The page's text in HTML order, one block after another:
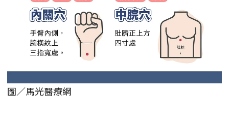
圖／馬光醫療網